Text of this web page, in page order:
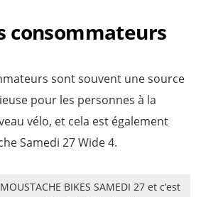
consommateurs
sont souvent une source
pour les personnes à la
vélo, et cela est également
Samedi 27 Wide 4.
BIKES SAMEDI 27 et c’est